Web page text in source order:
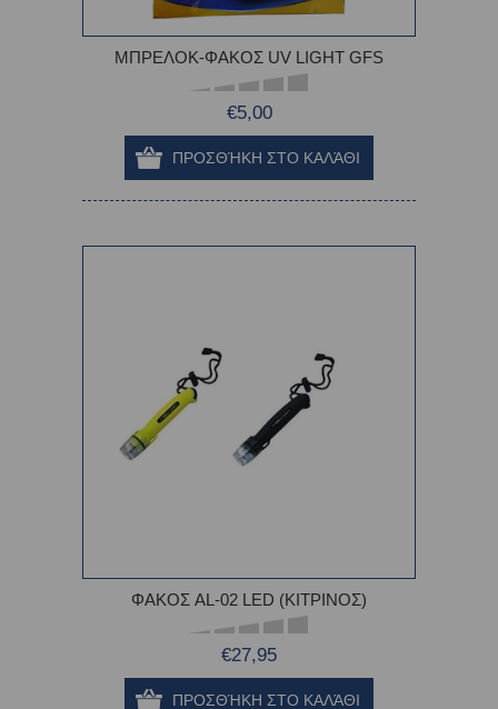
ΜΠΡΕΛΟΚ-ΦΑΚΟΣ UV LIGHT GFS
€5,00
ΦΑΚΟΣ AL-02 LED (ΚΙΤΡΙΝΟΣ)
€27,95